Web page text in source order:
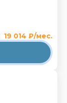
19 014 ₽/мес.